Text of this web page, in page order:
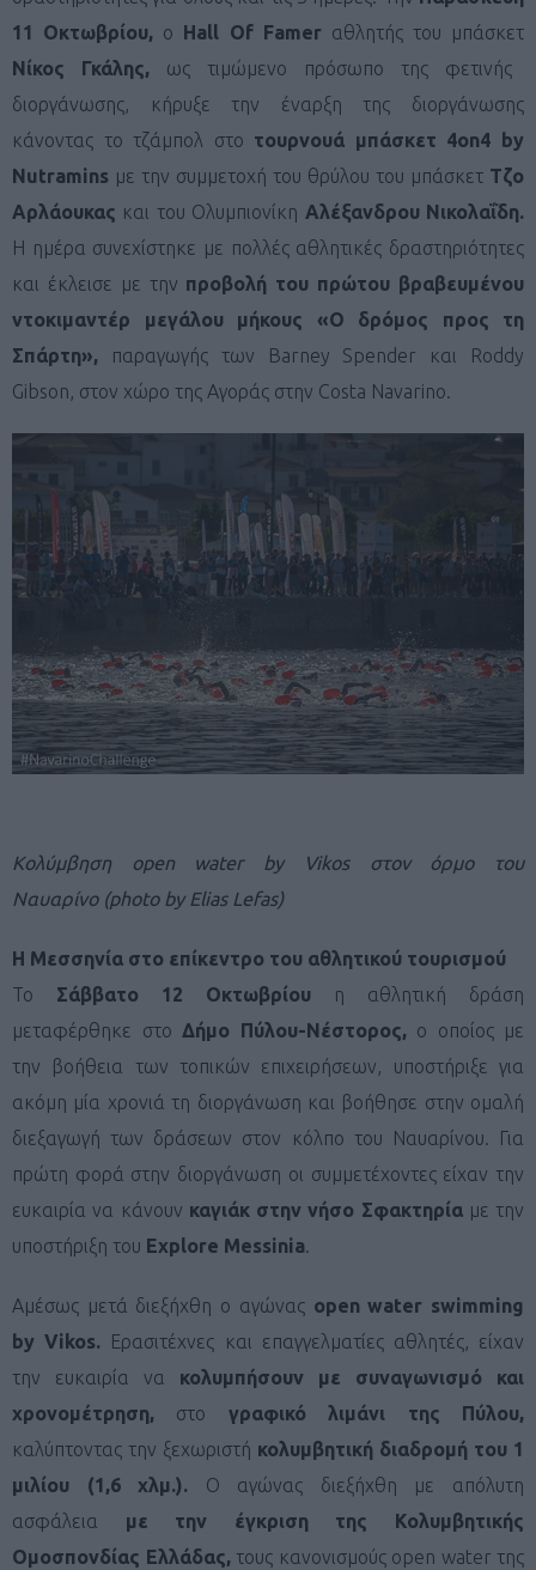
11 Οκτωβρίου, ο Hall Of Famer αθλητής του μπάσκετ
Νίκος Γκάλης, ως τιμώμενο πρόσωπο της φετινής
διοργάνωσης, κήρυξε την έναρξη της διοργάνωσης
κάνοντας το τζάμπολ στο τουρνουά μπάσκετ 4on4
by
Nutramins με την συμμετοχή του θρύλου του μπάσκετ Τζο
Αρλάουκας και του Ολυμπιονίκη Αλέξανδρου Νικολαΐδη.
Η ημέρα συνεχίστηκε με πολλές αθλητικές δραστηριότητες
και έκλεισε με την προβολή του πρώτου βραβευμένου
ντοκιμαντέρ μεγάλου μήκους «Ο δρόμος προς τη
Σπάρτη», παραγωγής των Barney Spender και Roddy
Gibson, στον χώρο της Αγοράς στην Costa Navarino.
Κολύμβηση open water by Vikos στον όρμο του
Ναυαρίνο (photo by Elias Lefas)
Η Μεσσηνία στο επίκεντρο του αθλητικού τουρισμού
Το Σάββατο 12 Οκτωβρίου η αθλητική δράση
μεταφέρθηκε στο Δήμο Πύλου-Νέστορος, ο οποίος με
την βοήθεια των τοπικών επιχειρήσεων, υποστήριξε για
ακόμη μία χρονιά τη διοργάνωση και βοήθησε στην ομαλή
διεξαγωγή των δράσεων στον κόλπο του Ναυαρίνου. Για
πρώτη φορά στην διοργάνωση οι συμμετέχοντες είχαν την
ευκαιρία να κάνουν καγιάκ στην νήσο Σφακτηρίαμε την
υποστήριξη του Explore Messinia.
Αμέσως μετά διεξήχθη ο αγώνας open water swimming
by Vikos. Ερασιτέχνες και επαγγελματίες αθλητές, είχαν
την ευκαιρία να κολυμπήσουν με συναγωνισμό και
χρονομέτρηση, στο γραφικό λιμάνι της Πύλου,
καλύπτοντας την ξεχωριστή κολυμβητική διαδρομή του 1
μιλίου (1,6 χλμ.). Ο αγώνας διεξήχθη με απόλυτη
ασφάλεια με την έγκριση της Κολυμβητικής
Ομοσπονδίας Ελλάδας,τους κανονισμούς open water της